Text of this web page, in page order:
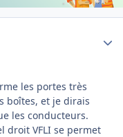
les portes très
boîtes, et je dirais
les conducteurs.
droit VFLI se permet